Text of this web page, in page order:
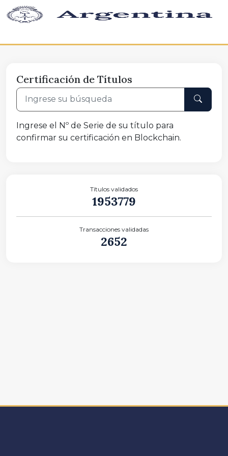
Certificación de Títulos
Ingrese el Nº de Serie de su título para
confirmar su certificación en Blockchain.
Títulos validados
1953779
Transacciones validadas
2652